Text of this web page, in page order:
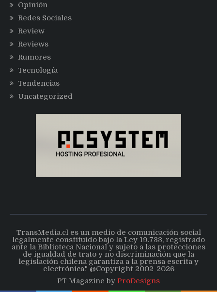
Opinión
Redes Sociales
Review
Reviews
Rumores
Tecnología
Tendencias
Uncategorized
TransMedia.cl es un medio de comunicación social
legalmente constituido bajo la Ley 19.733, registrado
ante la Biblioteca Nacional y sujeto a las protecciones
de igualdad de trato y no discriminación que la
legislación chilena garantiza a la prensa escrita y
electrónica." @Copyright 2002-2026
PT Magazine by ProDesigns